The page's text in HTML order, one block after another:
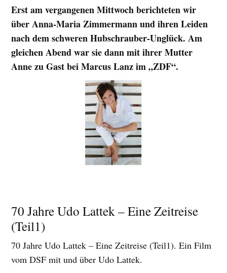
Erst am vergangenen Mittwoch berichteten wir
über Anna-Maria Zimmermann und ihren Leiden
nach dem schweren Hubschrauber-Unglück. Am
gleichen Abend war sie dann mit ihrer Mutter
Anne zu Gast bei Marcus Lanz im „ZDF“.
70 Jahre Udo Lattek – Eine Zeitreise
(Teil1)
70 Jahre Udo Lattek – Eine Zeitreise (Teil1). Ein Film
vom DSF mit und über Udo Lattek.